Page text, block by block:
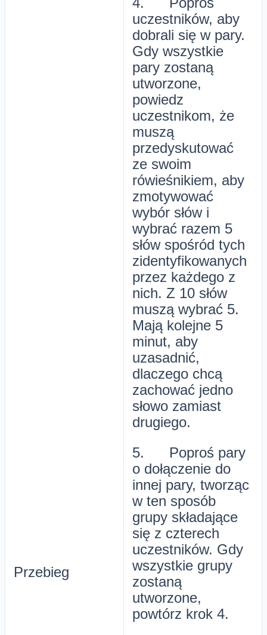
Przebieg
uczestników, aby
dobrali się w pary.
Gdy wszystkie
pary zostaną
utworzone,
powiedz
uczestnikom, że
muszą
przedyskutować
ze swoim
rówieśnikiem, aby
zmotywować
wybór słów i
wybrać razem 5
słów spośród tych
zidentyfikowanych
przez każdego z
nich. Z 10 słów
muszą wybrać 5.
Mają kolejne 5
minut, aby
uzasadnić,
dlaczego chcą
zachować jedno
słowo zamiast
drugiego.
5. Poproś pary
o dołączenie do
innej pary, tworząc
w ten sposób
grupy składające
się z czterech
uczestników. Gdy
wszystkie grupy
zostaną
utworzone,
powtórz krok 4.